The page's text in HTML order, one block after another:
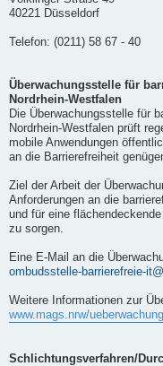
40221 Düsseldorf
Telefon: (0211) 58 67 - 40
Überwachungsstelle für
Nordrhein-Westfalen
Die Überwachungsstelle für
Nordrhein-Westfalen prüft
mobile Anwendungen
an die Barrierefreiheit
Ziel der Arbeit der
Anforderungen an die
und für eine
zu sorgen.
Eine E-Mail an die
ombudsstelle-barrierefreie-
Weitere Informationen zur
www.mags.nrw/
Schlichtungsverfahren/